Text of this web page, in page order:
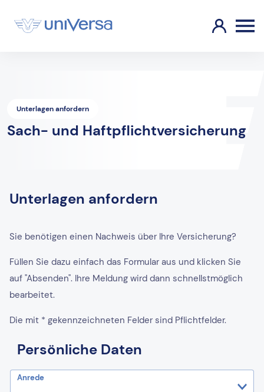
Unterlagen anfordern
Sach- und Haftpflichtversicherung
Unterlagen anfordern
Sie benötigen einen Nachweis über Ihre Versicherung?
Füllen Sie dazu einfach das Formular aus und klicken Sie
auf "Absenden". Ihre Meldung wird dann schnellstmöglich
bearbeitet.
Die mit * gekennzeichneten Felder sind Pflichtfelder.